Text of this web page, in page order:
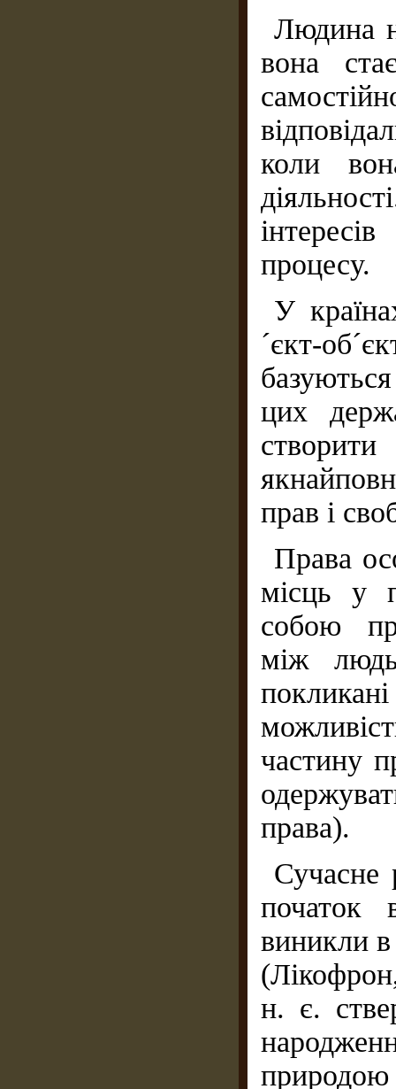
Людина
вона
коли
процесу.
У
´єкт-
цих
прав і
Права
місць у
собою
між
частину
права).
Сучасне
початок
виникли в
н. є.